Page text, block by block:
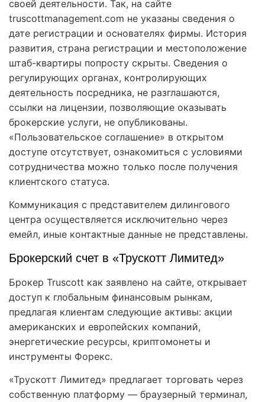
своей деятельности. Так, на сайте
truscottmanagement.com не указаны сведения о
дате регистрации и основателях фирмы. История
развития, страна регистрации и местоположение
штаб-квартиры попросту скрыты. Сведения о
регулирующих органах, контролирующих
деятельность посредника, не разглашаются,
ссылки на лицензии, позволяющие оказывать
брокерские услуги, не опубликованы.
«Пользовательское соглашение» в открытом
доступе отсутствует, ознакомиться с условиями
сотрудничества можно только после получения
клиентского статуса.
Коммуникация с представителем дилингового
центра осуществляется исключительно через
емейл, иные контактные данные не представлены.
Брокерский счет в «Трускотт Лимитед»
Брокер Truscott как заявлено на сайте, открывает
доступ к глобальным финансовым рынкам,
предлагая клиентам следующие активы: акции
американских и европейских компаний,
энергетические ресурсы, криптомонеты и
инструменты Форекс.
«Трускотт Лимитед» предлагает торговать через
собственную платформу — браузерный терминал,